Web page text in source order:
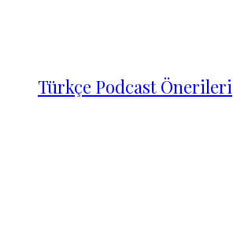
Türkçe Podcast Önerileri